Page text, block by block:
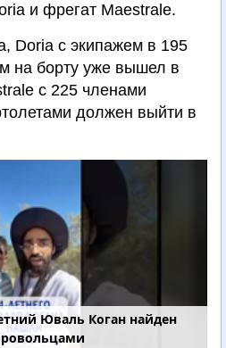
и фрегат Maestrale.
Doria с экипажем в 195
на борту уже вышел в
с 225 членами
должен выйти в
Юваль Коган найден